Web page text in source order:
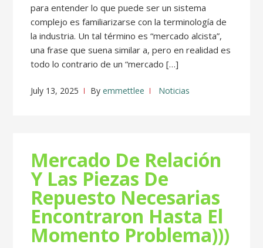
para entender lo que puede ser un sistema
complejo es familiarizarse con la terminología de
la industria. Un tal término es “mercado alcista”,
una frase que suena similar a, pero en realidad es
todo lo contrario de un “mercado […]
July 13, 2025 Byemmettlee Noticias
Mercado De Relación
Y Las Piezas De
Repuesto Necesarias
Encontraron Hasta El
Momento Problema)))